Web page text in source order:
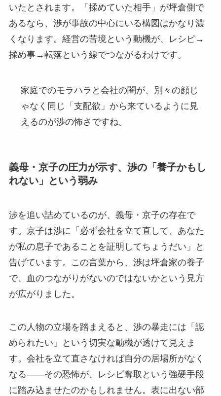
いたとされます。「揉めていた相手」が坪倉側で
あるなら、渉が事故の中心にいる構図はかなり濃
くなります。経営の苦境という動機が、レシピ→
揉め事→転落という線でつながるわけです。
家庭でのモラハラと会社の闇が、別々の顔じ
ゃなく同じ「支配欲」から来ているように見
えるのが渉の怖さですね。
義母・京子の圧力が示す、渉の「養子かもし
れない」という弱み
渉を追い詰めているのが、義母・京子の存在で
す。京子は渉に「必ず会社を立て直して、あなた
が私の息子であることを証明してちょうだい」と
告げています。この言葉から、渉は坪倉家の養子
で、血のつながりがないのではないかという見方
が広がりました。
この人物の立場を踏まえると、渉の暴走には「認
められたい」という切実な動機が透けて見えま
す。会社を立て直さなければ自分の居場所がなく
なる——その恐怖が、レシピ奪取という強硬手段
に踏み込ませたのかもしれません。表に出ない部